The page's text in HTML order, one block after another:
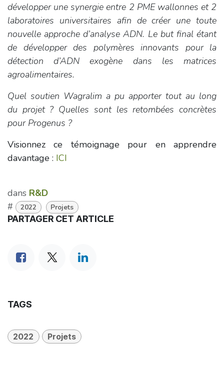
développer une synergie entre 2 PME wallonnes et 2
laboratoires universitaires afin de créer une toute
nouvelle approche d’analyse ADN. Le but final étant
de développer des polymères innovants pour la
détection d’ADN exogène dans les matrices
agroalimentaires.
Quel soutien Wagralim a pu apporter tout au long
du projet ? Quelles sont les retombées concrètes
pour Progenus ?
Visionnez ce témoignage pour en apprendre
davantage : ICI
dans R&D
#
2022 Projets
PARTAGER CET ARTICLE
TAGS
2022 Projets